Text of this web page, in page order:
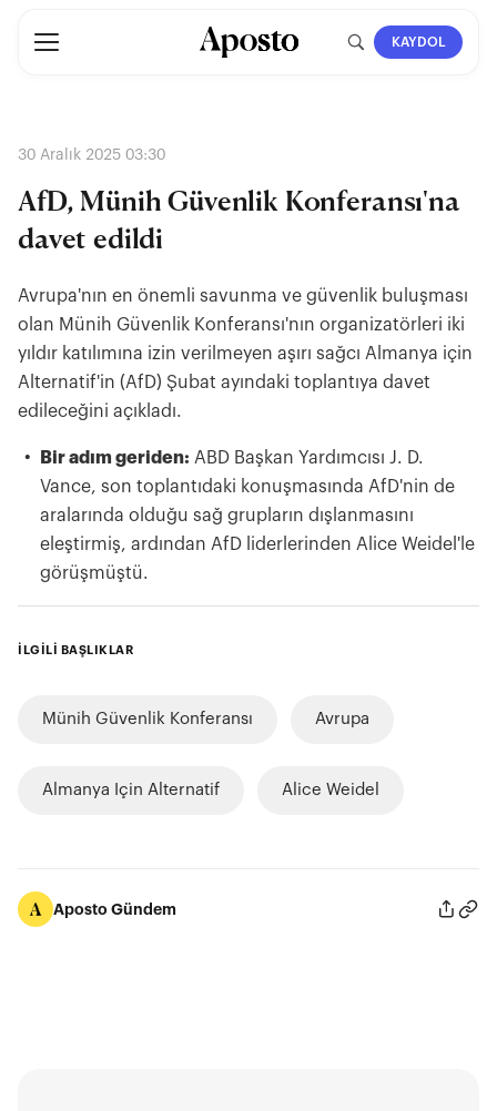
KAYDOL
30 Aralık 2025 03:30
AfD, Münih Güvenlik Konferansı'na
davet edildi
Avrupa'nın en önemli savunma ve güvenlik buluşması
olan Münih Güvenlik Konferansı'nın organizatörleri iki
yıldır katılımına izin verilmeyen aşırı sağcı Almanya için
Alternatif'in (AfD) Şubat ayındaki toplantıya davet
edileceğini açıkladı.
Bir adım geriden: ABD Başkan Yardımcısı J. D.
Vance, son toplantıdaki konuşmasında AfD'nin de
aralarında olduğu sağ grupların dışlanmasını
eleştirmiş, ardından AfD liderlerinden Alice Weidel'le
görüşmüştü.
İLGİLİ BAŞLIKLAR
Münih Güvenlik Konferansı Avrupa
Almanya Için Alternatif Alice Weidel
Aposto Gündem